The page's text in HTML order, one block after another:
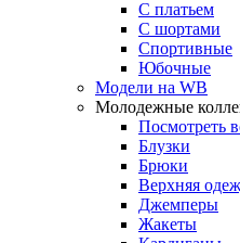
С платьем
С шортами
Спортивные
Юбочные
Модели на WB
Молодежные
Посмотреть
Блузки
Брюки
Верхняя
Джемперы
Жакеты